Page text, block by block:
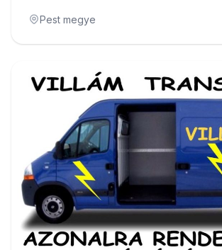
Pest megye